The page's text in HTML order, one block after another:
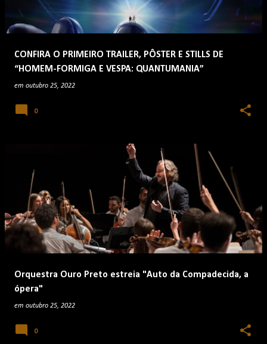
CONFIRA O PRIMEIRO TRAILER, PÔSTER E STILLS DE
“HOMEM-FORMIGA E VESPA: QUANTUMANIA”
em outubro 25, 2022
0
Orquestra Ouro Preto estreia "Auto da Compadecida, a
ópera"
em outubro 25, 2022
0